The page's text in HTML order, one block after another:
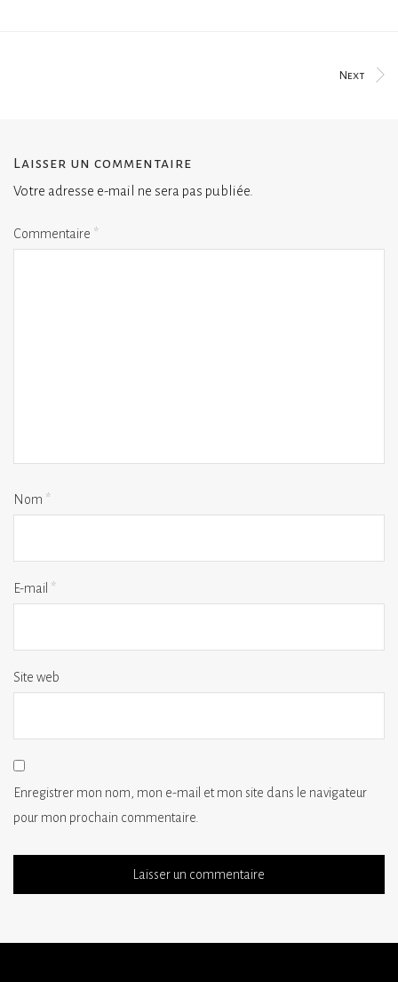
Next
Laisser un commentaire
Votre adresse e-mail ne sera pas publiée.
Commentaire *
Nom *
E-mail *
Site web
Enregistrer mon nom, mon e-mail et mon site dans le navigateur
pour mon prochain commentaire.